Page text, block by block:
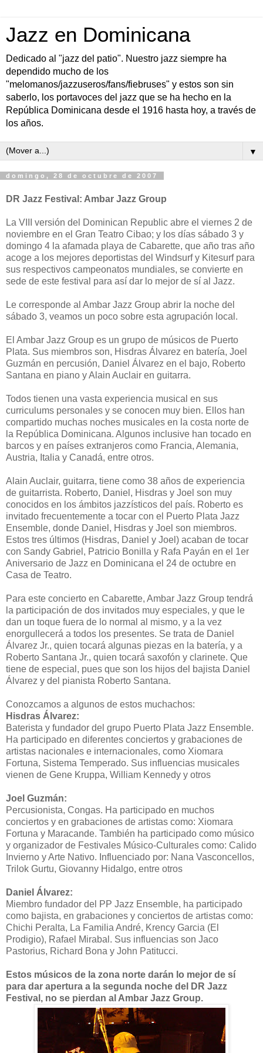
Jazz en Dominicana
Dedicado al "jazz del patio". Nuestro jazz siempre ha
dependido mucho de los
"melomanos/jazzuseros/fans/fiebruses" y estos son sin
saberlo, los portavoces del jazz que se ha hecho en la
República Dominicana desde el 1916 hasta hoy, a través de
los años.
▼
domingo, 28 de octubre de 2007
DR Jazz Festival: Ambar Jazz Group
La VIII versión del Dominican Republic abre el viernes 2 de
noviembre en el Gran Teatro Cibao; y los días sábado 3 y
domingo 4 la afamada playa de Cabarette, que año tras año
acoge a los mejores deportistas del Windsurf y Kitesurf para
sus respectivos campeonatos mundiales, se convierte en
sede de este festival para así dar lo mejor de sí al Jazz.
Le corresponde al Ambar Jazz Group abrir la noche del
sábado 3, veamos un poco sobre esta agrupación local.
El Ambar Jazz Group es un grupo de músicos de Puerto
Plata. Sus miembros son, Hisdras Álvarez en batería, Joel
Guzmán en percusión, Daniel Álvarez en el bajo, Roberto
Santana en piano y Alain Auclair en guitarra.
Todos tienen una vasta experiencia musical en sus
curriculums personales y se conocen muy bien. Ellos han
compartido muchas noches musicales en la costa norte de
la República Dominicana. Algunos inclusive han tocado en
barcos y en países extranjeros como Francia, Alemania,
Austria, Italia y Canadá, entre otros.
Alain Auclair, guitarra, tiene como 38 años de experiencia
de guitarrista. Roberto, Daniel, Hisdras y Joel son muy
conocidos en los ámbitos jazzísticos del país. Roberto es
invitado frecuentemente a tocar con el Puerto Plata Jazz
Ensemble, donde Daniel, Hisdras y Joel son miembros.
Estos tres últimos (Hisdras, Daniel y Joel) acaban de tocar
con Sandy Gabriel, Patricio Bonilla y Rafa Payán en el 1er
Aniversario de Jazz en Dominicana el 24 de octubre en
Casa de Teatro.
Para este concierto en Cabarette, Ambar Jazz Group tendrá
la participación de dos invitados muy especiales, y que le
dan un toque fuera de lo normal al mismo, y a la vez
enorgullecerá a todos los presentes. Se trata de Daniel
Álvarez Jr., quien tocará algunas piezas en la batería, y a
Roberto Santana Jr., quien tocará saxofón y clarinete. Que
tiene de especial, pues que son los hijos del bajista Daniel
Álvarez y del pianista Roberto Santana.
Conozcamos a algunos de estos muchachos:
Hisdras Álvarez:
Baterista y fundador del grupo Puerto Plata Jazz Ensemble.
Ha participado en diferentes conciertos y grabaciones de
artistas nacionales e internacionales, como Xiomara
Fortuna, Sistema Temperado. Sus influencias musicales
vienen de Gene Kruppa, William Kennedy y otros
Joel Guzmán:
Percusionista, Congas. Ha participado en muchos
conciertos y en grabaciones de artistas como: Xiomara
Fortuna y Maracande. También ha participado como músico
y organizador de Festivales Músico-Culturales como: Calido
Invierno y Arte Nativo. Influenciado por: Nana Vasconcellos,
Trilok Gurtu, Giovanny Hidalgo, entre otros
Daniel Álvarez:
Miembro fundador del PP Jazz Ensemble, ha participado
como bajista, en grabaciones y conciertos de artistas como:
Chichi Peralta, La Familia André, Krency Garcia (El
Prodigio), Rafael Mirabal. Sus influencias son Jaco
Pastorius, Richard Bona y John Patitucci.
Estos músicos de la zona norte darán lo mejor de sí
para dar apertura a la segunda noche del DR Jazz
Festival, no se pierdan al Ambar Jazz Group.